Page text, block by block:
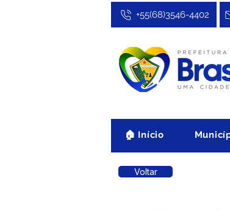
+55(68)3546-4402
🏠 Início
Voltar